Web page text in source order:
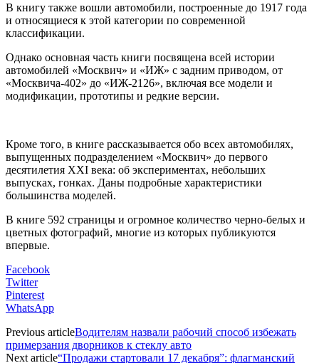
В книгу также вошли автомобили, построенные до 1917 года
и относящиеся к этой категории по современной
классификации.
Однако основная часть книги посвящена всей истории
автомобилей «Москвич» и «ИЖ» с задним приводом, от
«Москвича-402» до «ИЖ-2126», включая все модели и
модификации, прототипы и редкие версии.
Кроме того, в книге рассказывается обо всех автомобилях,
выпущенных подразделением «Москвич» до первого
десятилетия XXI века: об экспериментах, небольших
выпусках, гонках. Даны подробные характеристики
большинства моделей.
В книге 592 страницы и огромное количество черно-белых и
цветных фотографий, многие из которых публикуются
впервые.
Facebook
Twitter
Pinterest
WhatsApp
Previous articleВодителям назвали рабочий способ избежать
примерзания дворников к стеклу авто
Next article“Продажи стартовали 17 декабря”: флагманский